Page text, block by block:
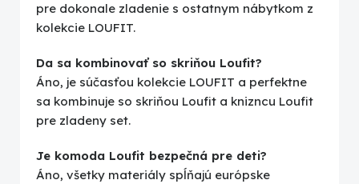
pre dokonale zladenie s ostatnym nábytkom z
kolekcie LOUFIT.
Da sa kombinovať so skriňou Loufit?
Áno, je súčasťou kolekcie LOUFIT a perfektne
sa kombinuje so skriňou Loufit a knizncu Loufit
pre zladeny set.
Je komoda Loufit bezpečná pre deti?
Áno, všetky materiály spĺňajú európske